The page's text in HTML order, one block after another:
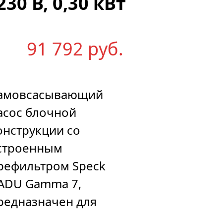
91 792 руб.
блочной
со
Speck
Gamma 7,
для